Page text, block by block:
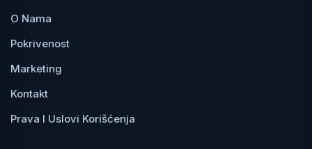
O Nama
Pokrivenost
Marketing
Kontakt
Prava I Uslovi Korišćenja